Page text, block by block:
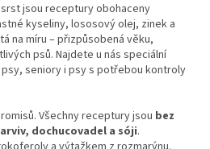
jsou receptury obohaceny
kyseliny, lososový olej, zinek a
na míru – přizpůsobená věku,
psů. Najdete u nás speciální
seniory i psy s potřebou kontroly
Všechny receptury jsou bez
dochucovadel a sóji.